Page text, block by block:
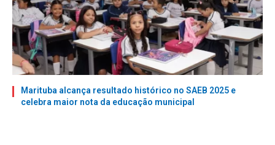
Marituba alcança resultado histórico no SAEB 2025 e
celebra maior nota da educação municipal